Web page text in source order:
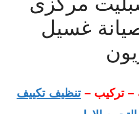
غسيل
– تركيب – تنظيف تكييف